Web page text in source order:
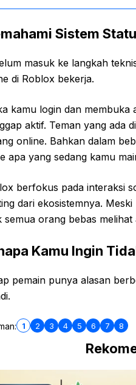
Sistem
masuk ke langkah
di Roblox bekerja.
kamu login dan
aktif. Teman yang ada
online. Bahkan dalam
apa yang sedang kamu
berfokus pada interaksi
dari ekosistemnya.
semua orang bebas melihat
Kamu Ingin
pemain punya alasan
1 2 3 4 5 6 7 8